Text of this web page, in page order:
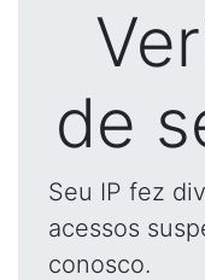
de
Seu IP fez
acessos
conosco.